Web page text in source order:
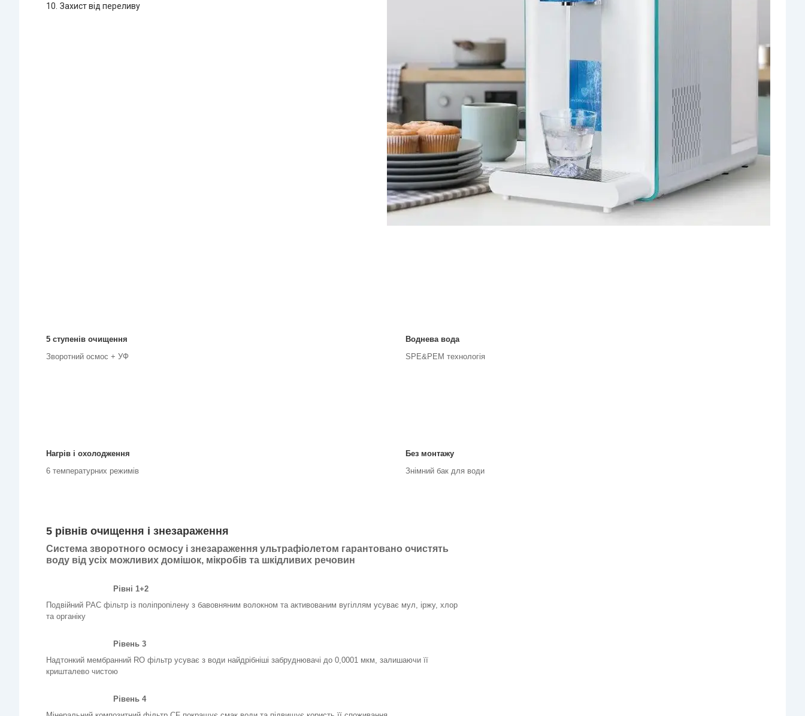
Захист від переливу
5 ступенів очищення
Зворотний осмос + УФ
Воднева вода
SPE&PEM технологія
Нагрів і охолодження
6 температурних режимів
Без монтажу
Знімний бак для води
5 рівнів очищення і знезараження
Система зворотного осмосу і знезараження ультрафіолетом гарантовано очистять
воду від усіх можливих домішок, мікробів та шкідливих речовин
Рівні 1+2
Подвійний PAC фільтр із поліпропілену з бавовняним волокном та активованим вугіллям усуває мул, іржу, хлор
та органіку
Рівень 3
Надтонкий мембранний RO фільтр усуває з води найдрібніші забруднювачі до 0,0001 мкм, залишаючи її
кришталево чистою
Рівень 4